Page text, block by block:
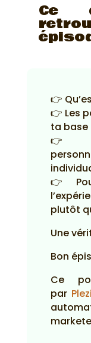
Ce
👉
👉 Les
ta base
👉
👉
plutôt
Une
Bon
Ce
par Plezi